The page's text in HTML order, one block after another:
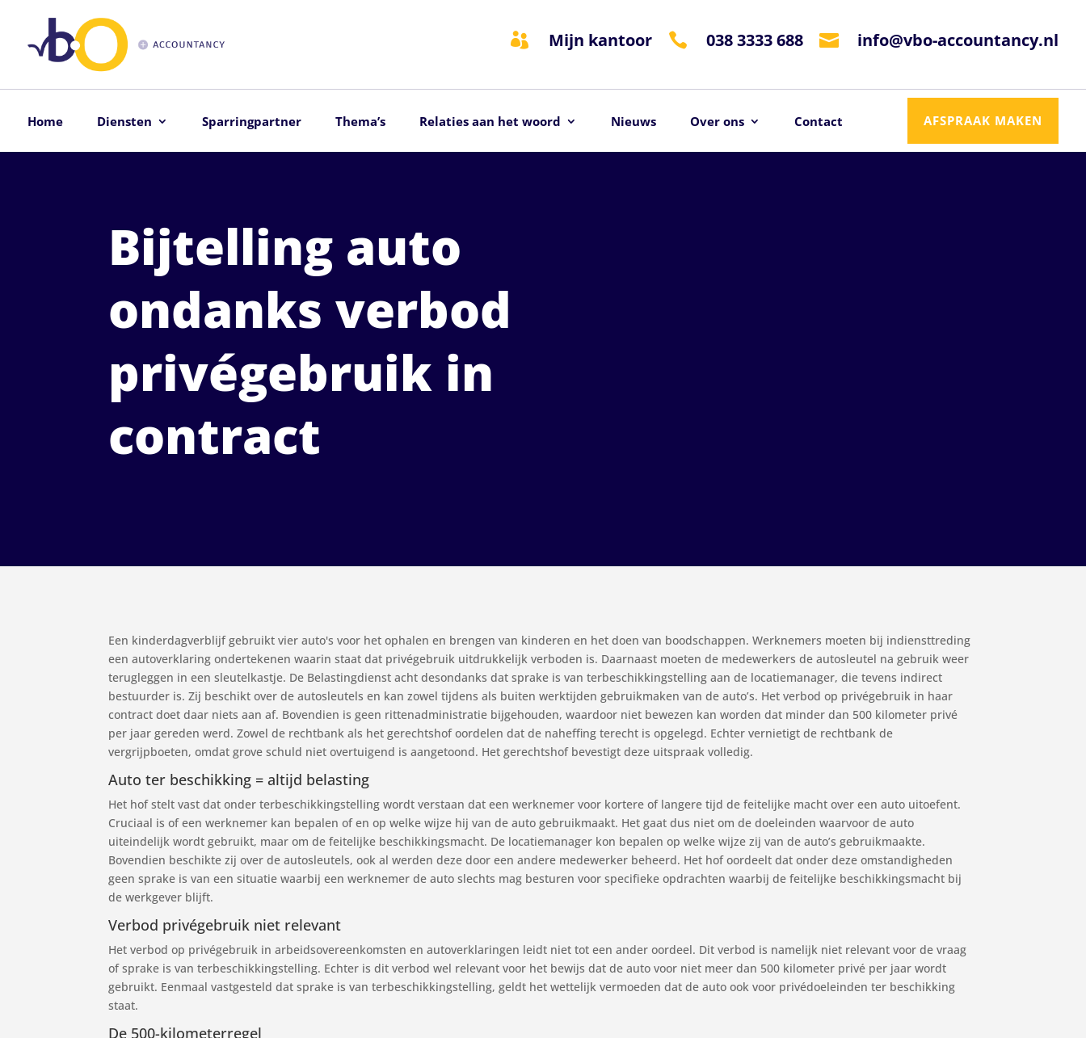
 Mijn kantoor  038 3333 688  info@vbo-accountancy.nl
Home Diensten Sparringpartner Thema’s Relaties aan het woord Nieuws Over ons Contact AFSPRAAK MAKEN
Bijtelling auto
ondanks verbod
privégebruik in
contract
Een kinderdagverblijf gebruikt vier auto's voor het ophalen en brengen van kinderen en het doen van boodschappen. Werknemers moeten bij indiensttreding
een autoverklaring ondertekenen waarin staat dat privégebruik uitdrukkelijk verboden is. Daarnaast moeten de medewerkers de autosleutel na gebruik weer
terugleggen in een sleutelkastje. De Belastingdienst acht desondanks dat sprake is van terbeschikkingstelling aan de locatiemanager, die tevens indirect
bestuurder is. Zij beschikt over de autosleutels en kan zowel tijdens als buiten werktijden gebruikmaken van de auto’s. Het verbod op privégebruik in haar
contract doet daar niets aan af. Bovendien is geen rittenadministratie bijgehouden, waardoor niet bewezen kan worden dat minder dan 500 kilometer privé
per jaar gereden werd. Zowel de rechtbank als het gerechtshof oordelen dat de naheffing terecht is opgelegd. Echter vernietigt de rechtbank de
vergrijpboeten, omdat grove schuld niet overtuigend is aangetoond. Het gerechtshof bevestigt deze uitspraak volledig.
Auto ter beschikking = altijd belasting
Het hof stelt vast dat onder terbeschikkingstelling wordt verstaan dat een werknemer voor kortere of langere tijd de feitelijke macht over een auto uitoefent.
Cruciaal is of een werknemer kan bepalen of en op welke wijze hij van de auto gebruikmaakt. Het gaat dus niet om de doeleinden waarvoor de auto
uiteindelijk wordt gebruikt, maar om de feitelijke beschikkingsmacht. De locatiemanager kon bepalen op welke wijze zij van de auto’s gebruikmaakte.
Bovendien beschikte zij over de autosleutels, ook al werden deze door een andere medewerker beheerd. Het hof oordeelt dat onder deze omstandigheden
geen sprake is van een situatie waarbij een werknemer de auto slechts mag besturen voor specifieke opdrachten waarbij de feitelijke beschikkingsmacht bij
de werkgever blijft.
Verbod privégebruik niet relevant
Het verbod op privégebruik in arbeidsovereenkomsten en autoverklaringen leidt niet tot een ander oordeel. Dit verbod is namelijk niet relevant voor de vraag
of sprake is van terbeschikkingstelling. Echter is dit verbod wel relevant voor het bewijs dat de auto voor niet meer dan 500 kilometer privé per jaar wordt
gebruikt. Eenmaal vastgesteld dat sprake is van terbeschikkingstelling, geldt het wettelijk vermoeden dat de auto ook voor privédoeleinden ter beschikking
staat.
De 500-kilometerregel